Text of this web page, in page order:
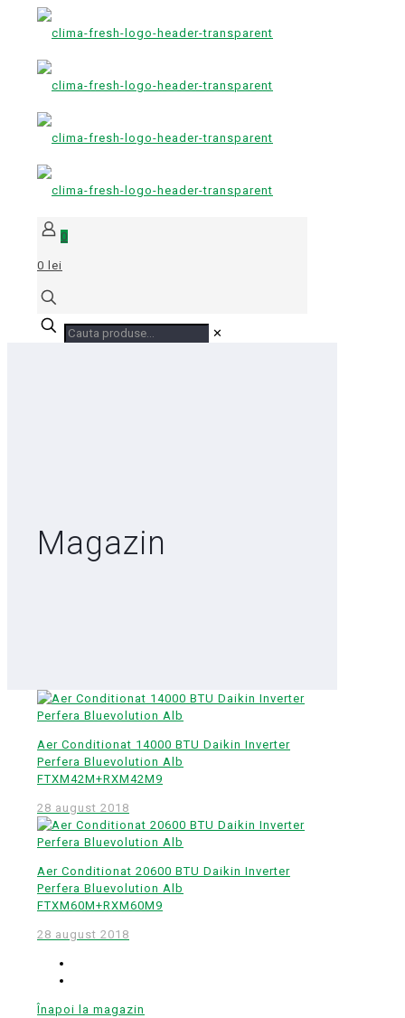
0
0 lei
✕
Magazin
Aer Conditionat 14000 BTU Daikin Inverter
Perfera Bluevolution Alb
FTXM42M+RXM42M9
28 august 2018
Aer Conditionat 20600 BTU Daikin Inverter
Perfera Bluevolution Alb
FTXM60M+RXM60M9
28 august 2018
Înapoi la magazin